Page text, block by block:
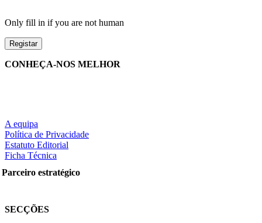
Only fill in if you are not human
CONHEÇA-NOS MELHOR
A equipa
Política de Privacidade
Estatuto Editorial
Ficha Técnica
Parceiro estratégico
SECÇÕES